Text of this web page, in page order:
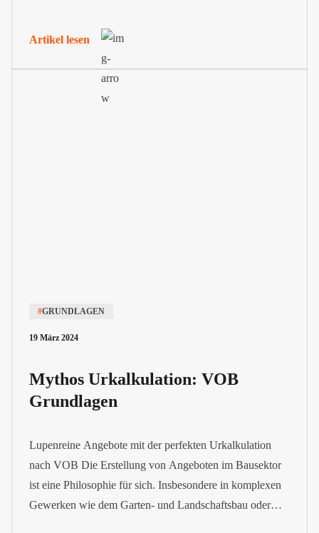
gerechtfertigte Nachträge legst.
Artikel lesen
#GRUNDLAGEN
19 März 2024
Mythos Urkalkulation: VOB
Grundlagen
Lupenreine Angebote mit der perfekten Urkalkulation
nach VOB Die Erstellung von Angeboten im Bausektor
ist eine Philosophie für sich. Insbesondere in komplexen
Gewerken wie dem Garten- und Landschaftsbau oder